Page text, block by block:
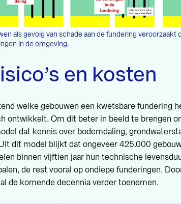
als gevolg van schade aan de fundering veroorzaakt
in de omgeving.
en kosten
welke gebouwen een kwetsbare fundering
ontwikkelt. Om dit beter in beeld te brengen
dat kennis over bodemdaling,
dit model blijkt dat ongeveer 425.000
binnen vijftien jaar hun technische
de rest vooral op ondiepe funderingen.
de komende decennia verder toenemen.